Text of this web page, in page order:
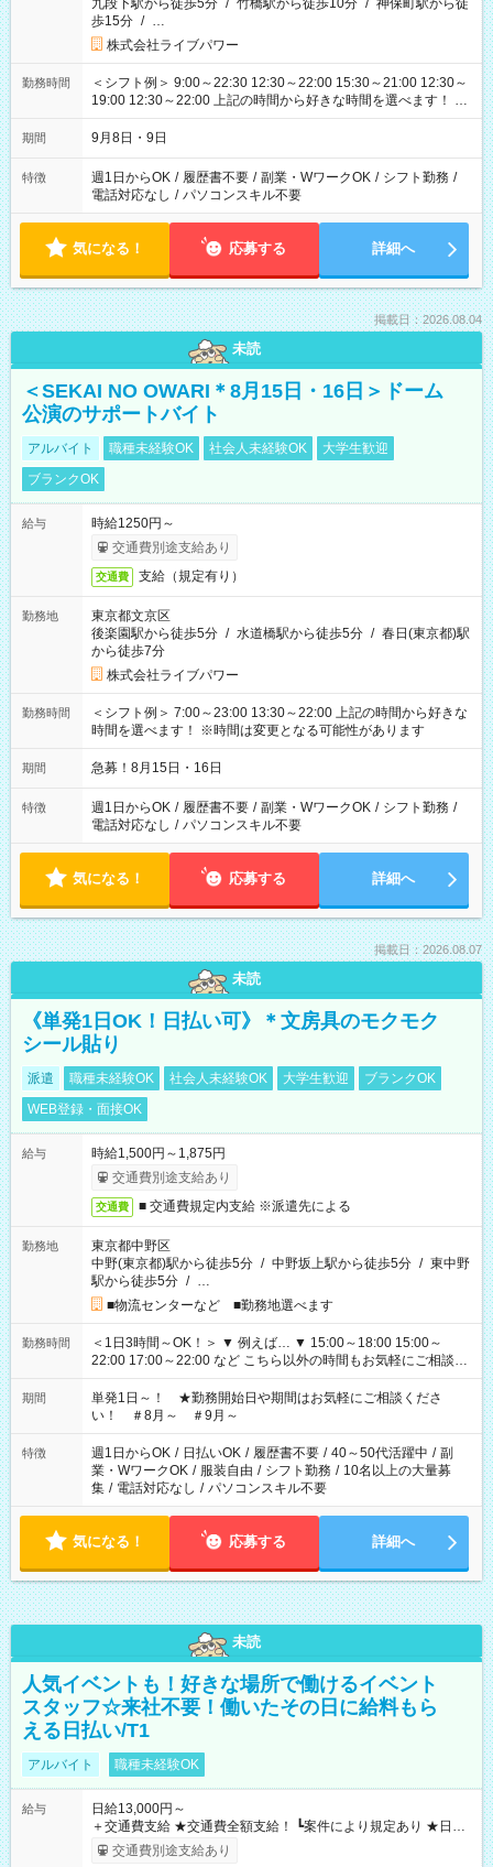
九段下駅から徒歩5分 / 竹橋駅から徒歩10分 / 神保町駅から徒
歩15分 / …
株式会社ライブパワー
勤務時間
＜シフト例＞ 9:00～22:30 12:30～22:00 15:30～21:00 12:30～
19:00 12:30～22:00 上記の時間から好きな時間を選べます！ ※
時間は変更となる可能性があります
期間 9月8日・9日
特徴 週1日からOK / 履歴書不要 / 副業・WワークOK / シフト勤務 /
電話対応なし / パソコンスキル不要
気になる！ 応募する 詳細へ
掲載日：2026.08.04
未読
＜SEKAI NO OWARI＊8月15日・16日＞ドーム
公演のサポートバイト
アルバイト 職種未経験OK 社会人未経験OK
大学生歓迎
ブランクOK
給与
時給1250円～
交通費別途支給あり
交通費 支給（規定有り）
勤務地
東京都文京区
後楽園駅から徒歩5分 / 水道橋駅から徒歩5分 / 春日(東京都)駅
から徒歩7分
株式会社ライブパワー
勤務時間
＜シフト例＞ 7:00～23:00 13:30～22:00 上記の時間から好きな
時間を選べます！ ※時間は変更となる可能性があります
期間 急募！8月15日・16日
特徴 週1日からOK / 履歴書不要 / 副業・WワークOK / シフト勤務 /
電話対応なし / パソコンスキル不要
気になる！ 応募する 詳細へ
掲載日：2026.08.07
未読
《単発1日OK！日払い可》＊文房具のモクモク
シール貼り
派遣 職種未経験OK 社会人未経験OK 大学生歓迎
ブランクOK
WEB登録・面接OK
給与
時給1,500円～1,875円
交通費別途支給あり
交通費 ■ 交通費規定内支給 ※派遣先による
勤務地
東京都中野区
中野(東京都)駅から徒歩5分 / 中野坂上駅から徒歩5分 / 東中野
駅から徒歩5分 / …
■物流センターなど ■勤務地選べます
勤務時間
＜1日3時間～OK！＞ ▼ 例えば… ▼ 15:00～18:00 15:00～
22:00 17:00～22:00 など こちら以外の時間もお気軽にご相談く
ださい！
期間
単発1日～！ ★勤務開始日や期間はお気軽にご相談くださ
い！ ＃8月～ ＃9月～
特徴 週1日からOK / 日払いOK / 履歴書不要 / 40～50代活躍中 / 副
業・WワークOK / 服装自由 / シフト勤務 / 10名以上の大量募
集 / 電話対応なし / パソコンスキル不要
気になる！ 応募する 詳細へ
未読
人気イベントも！好きな場所で働けるイベント
スタッフ☆来社不要！働いたその日に給料もら
える日払い/T1
アルバイト 職種未経験OK
給与
日給13,000円～
＋交通費支給 ★交通費全額支給！ ┗案件により規定あり ★日払
いOK！（規定あり） ┗働いたその日に現金GET♪ お仕事後はコ
ンビニATMから 日払い分を引き落とせます！ 【試用期間】試
交通費別途支給あり